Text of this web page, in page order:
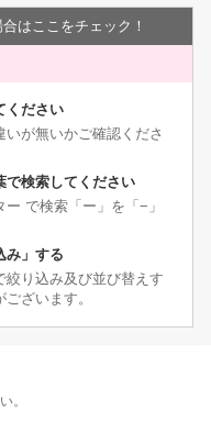
はここをチェック！
ください
が無いかご確認くださ
で検索してください
で検索「ー」を「−」
み」する
り込み及び並び替えす
ざいます。
。